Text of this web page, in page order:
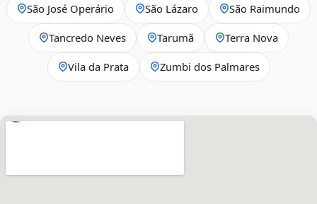
São José Operário São Lázaro São Raimundo
Tancredo Neves Tarumã Terra Nova
Vila da Prata Zumbi dos Palmares